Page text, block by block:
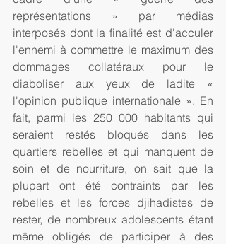
représentations » par médias
interposés dont la finalité est d'acculer
l'ennemi à commettre le maximum des
dommages collatéraux pour le
diaboliser aux yeux de ladite «
l'opinion publique internationale ». En
fait, parmi les 250 000 habitants qui
seraient restés bloqués dans les
quartiers rebelles et qui manquent de
soin et de nourriture, on sait que la
plupart ont été contraints par les
rebelles et les forces djihadistes de
rester, de nombreux adolescents étant
même obligés de participer à des